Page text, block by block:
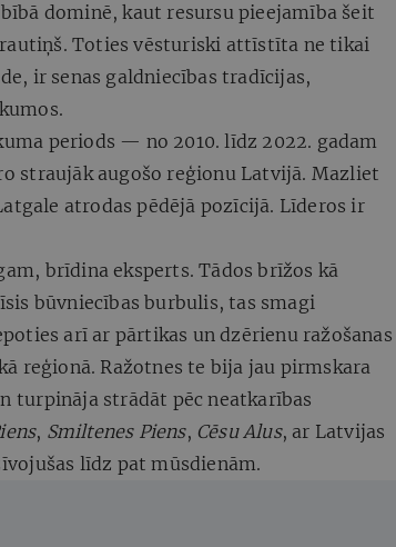
dominē, kaut resursu pieejamība šeit
Toties vēsturiski attīstīta ne tikai
ir senas galdniecības tradīcijas,
periods — no 2010. līdz 2022. gadam
straujāk augošo reģionu Latvijā. Mazliet
atrodas pēdējā pozīcijā. Līderos ir
brīdina eksperts. Tādos brīžos kā
būvniecības burbulis, tas smagi
arī ar pārtikas un dzērienu ražošanas
reģionā. Ražotnes te bija jau pirmskara
turpināja strādāt pēc neatkarības
, Smiltenes Piens, Cēsu Alus, ar Latvijas
līdz pat mūsdienām.